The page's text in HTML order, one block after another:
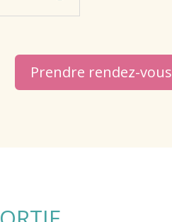
Prendre rendez-vous